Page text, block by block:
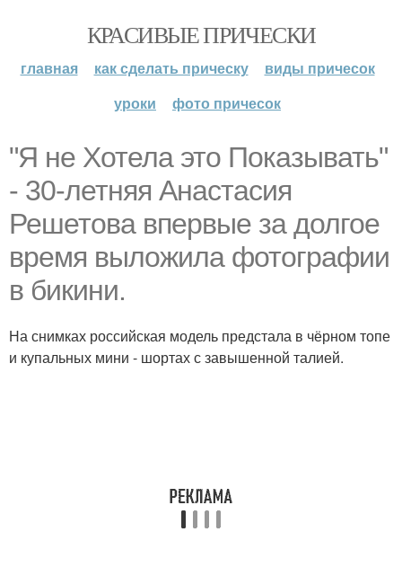
КРАСИВЫЕ ПРИЧЕСКИ
главная как сделать прическу
виды причесок
уроки
фото причесок
"Я не Хотела это Показывать"
- 30-летняя Анастасия
Решетова впервые за долгое
время выложила фотографии
в бикини.
На снимках российская модель предстала в чёрном топе
и купальных мини - шортах с завышенной талией.